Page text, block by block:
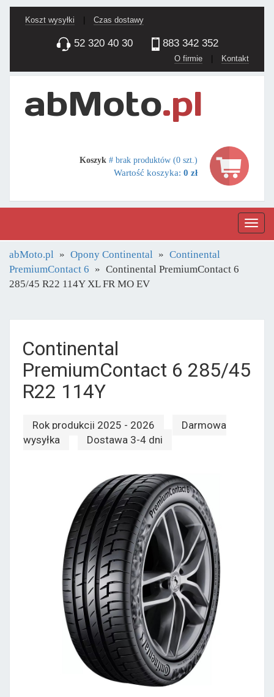
Koszt wysyłki Czas dostawy
52 320 40 30 883 342 352
O firmie | Kontakt
Koszyk # brak produktów (0 szt.)
Wartość koszyka: 0 zł
abMoto.pl Opony Continental
Continental
PremiumContact 6
Continental PremiumContact 6
285/45 R22 114Y XL FR MO EV
Continental
PremiumContact 6 285/45
R22 114Y
Rok produkcji 2025 - 2026
Darmowa
wysyłka
Dostawa 3-4 dni